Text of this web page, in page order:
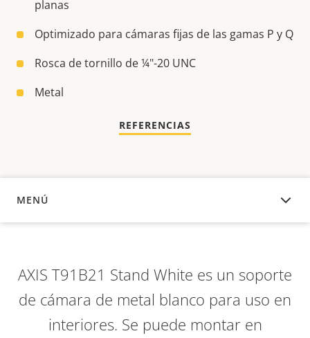
planas
Optimizado para cámaras fijas de las gamas P y Q
Rosca de tornillo de ¼"-20 UNC
Metal
REFERENCIAS
MENÚ
DESCRIPCIÓN
AXIS T91B21 Stand White es un soporte
de cámara de metal blanco para uso en
interiores. Se puede montar en